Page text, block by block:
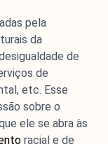
pela
da
de
de
etc. Esse
sobre o
ele se abra às
racial e de